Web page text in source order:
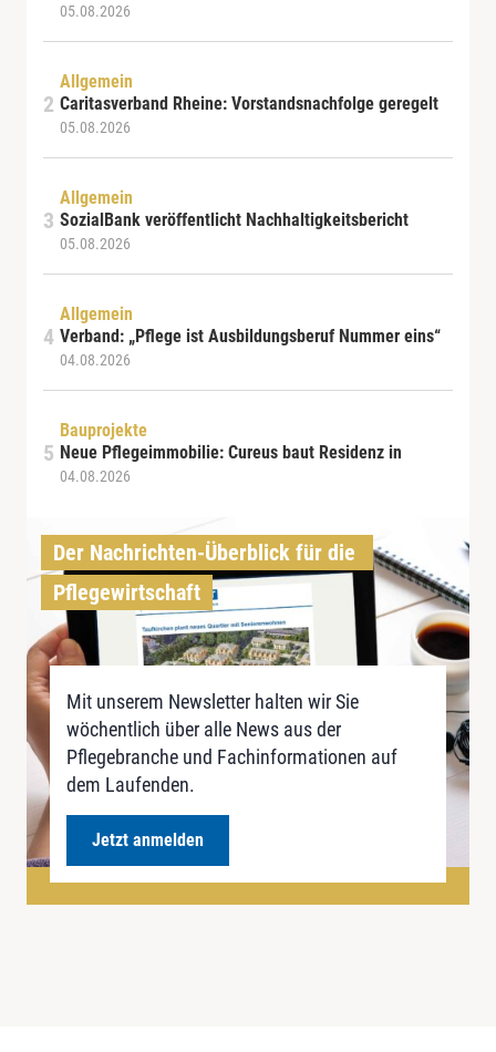
05.08.2026
Allgemein
Caritasverband Rheine: Vorstandsnachfolge geregelt
05.08.2026
Allgemein
SozialBank veröffentlicht Nachhaltigkeitsbericht
05.08.2026
Allgemein
Verband: „Pflege ist Ausbildungsberuf Nummer eins“
04.08.2026
Bauprojekte
Neue Pflegeimmobilie: Cureus baut Residenz in
04.08.2026
Der Nachrichten-Überblick für die
Pflegewirtschaft
Mit unserem Newsletter halten wir Sie
wöchentlich über alle News aus der
Pflegebranche und Fachinformationen auf
dem Laufenden.
Jetzt anmelden